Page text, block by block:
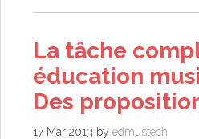
La tâche
éducation
Des
17 Mar 2013 by edmustech